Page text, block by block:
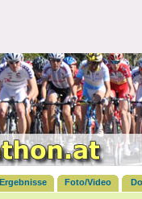
Ergebnisse Foto/Video